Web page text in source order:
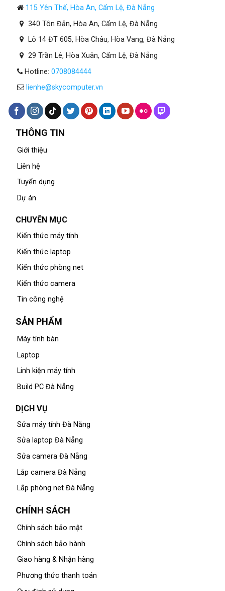
115 Yên Thế, Hòa An, Cẩm Lệ, Đà Nẵng
340 Tôn Đản, Hòa An, Cẩm Lệ, Đà Nẵng
Lô 14 ĐT 605, Hòa Châu, Hòa Vang, Đà Nẵng
29 Trần Lê, Hòa Xuân, Cẩm Lệ, Đà Nẵng
Hotline: 0708084444
lienhe@skycomputer.vn
THÔNG TIN
Giới thiệu
Liên hệ
Tuyển dụng
Dự án
CHUYÊN MỤC
Kiến thức máy tính
Kiến thức laptop
Kiến thức phòng net
Kiến thức camera
Tin công nghệ
SẢN PHẨM
Máy tính bàn
Laptop
Linh kiện máy tính
Build PC Đà Nẵng
DỊCH VỤ
Sửa máy tính Đà Nẵng
Sửa laptop Đà Nẵng
Sửa camera Đà Nẵng
Lắp camera Đà Nẵng
Lắp phòng net Đà Nẵng
CHÍNH SÁCH
Chính sách bảo mật
Chính sách bảo hành
Giao hàng & Nhận hàng
Phương thức thanh toán